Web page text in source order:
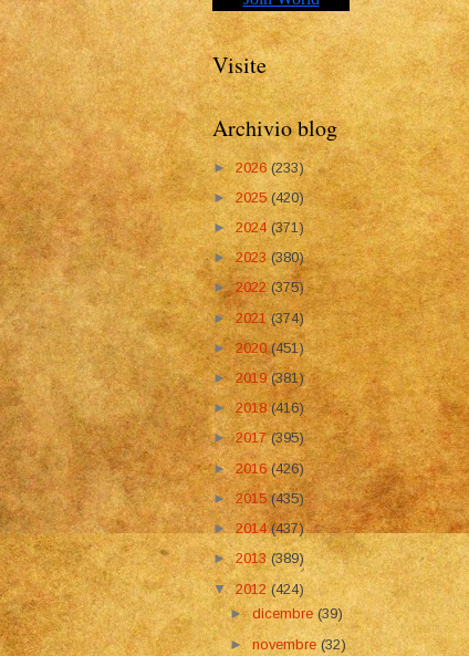
Visite
Archivio blog
► 2026(233)
►2025(420)
►2024 (371)
►2023(380)
►2022 (375)
►2021(374)
►2020(451)
►2019(381)
►2018(416)
►2017(395)
►2016(426)
►2015(435)
►2014(437)
►2013(389)
▼2012(424)
►dicembre(39)
►novembre(32)